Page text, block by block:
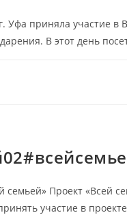
Уфа приняла участие
В этот день
Проект «Всей
участие в